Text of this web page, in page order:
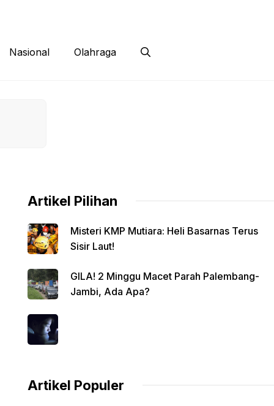
Nasional Olahraga
Artikel Pilihan
Misteri KMP Mutiara: Heli Basarnas Terus
Sisir Laut!
GILA! 2 Minggu Macet Parah Palembang-
Jambi, Ada Apa?
Artikel Populer